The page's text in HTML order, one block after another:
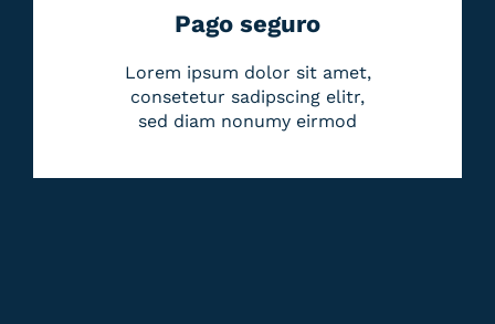
Pago seguro
Lorem ipsum dolor sit amet,
consetetur sadipscing elitr,
sed diam nonumy eirmod